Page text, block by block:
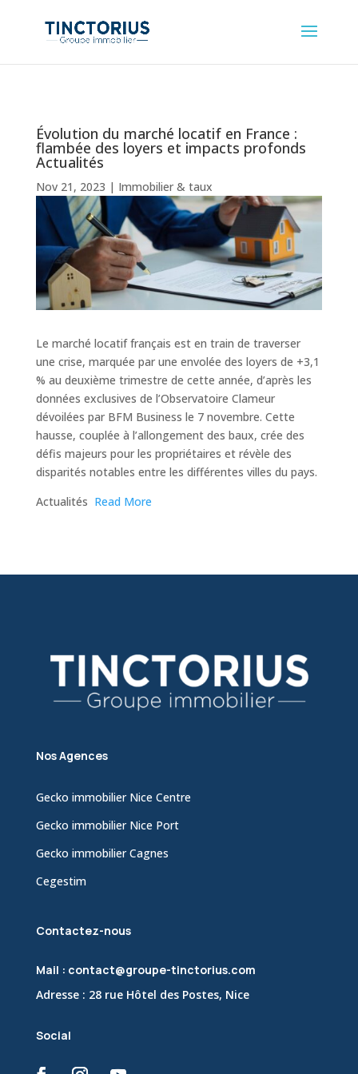
Évolution du marché locatif en France :
flambée des loyers et impacts profonds
Actualités
Nov 21, 2023 | Immobilier & taux
Le marché locatif français est en train de traverser
une crise, marquée par une envolée des loyers de +3,1
% au deuxième trimestre de cette année, d’après les
données exclusives de l’Observatoire Clameur
dévoilées par BFM Business le 7 novembre. Cette
hausse, couplée à l’allongement des baux, crée des
défis majeurs pour les propriétaires et révèle des
disparités notables entre les différentes villes du pays.
​Actualités Read More
Nos Agences
Gecko immobilier Nice Centre
Gecko immobilier Nice Port
Gecko immobilier Cagnes
Cegestim
Contactez-nous
Mail : contact@groupe-tinctorius.com
Adresse : 28 rue Hôtel des Postes, Nice
Social